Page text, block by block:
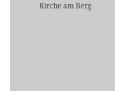
Kirche am Berg